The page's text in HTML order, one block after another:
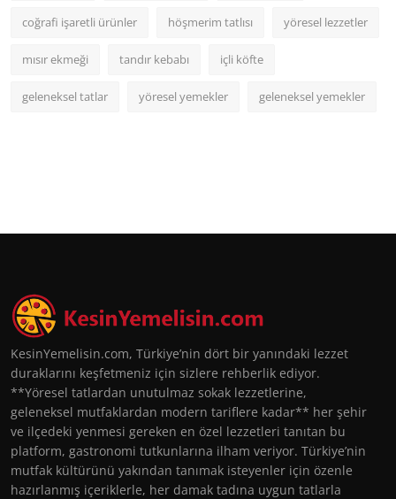
coğrafi işaretli ürünler höşmerim tatlısı yöresel lezzetler
mısır ekmeği tandır kebabı içli köfte
geleneksel tatlar yöresel yemekler geleneksel yemekler
KesinYemelisin.com, Türkiye’nin dört bir yanındaki lezzet
duraklarını keşfetmeniz için sizlere rehberlik ediyor.
**Yöresel tatlardan unutulmaz sokak lezzetlerine,
geleneksel mutfaklardan modern tariflere kadar** her şehir
ve ilçedeki yenmesi gereken en özel lezzetleri tanıtan bu
platform, gastronomi tutkunlarına ilham veriyor. Türkiye’nin
mutfak kültürünü yakından tanımak isteyenler için özenle
hazırlanmış içeriklerle, her damak tadına uygun tatlarla